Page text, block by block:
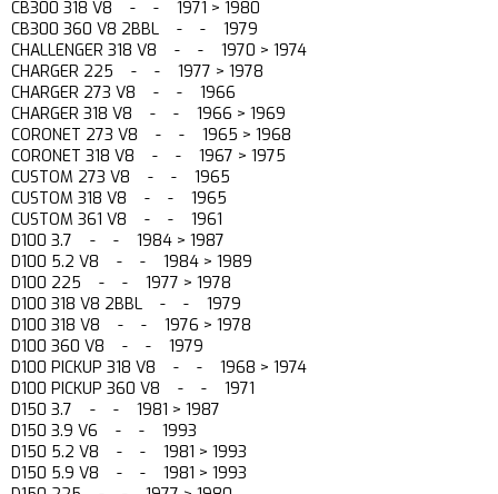
CB300 318 V8 - - 1971 > 1980
CB300 360 V8 2BBL - - 1979
CHALLENGER 318 V8 - - 1970 > 1974
CHARGER 225 - - 1977 > 1978
CHARGER 273 V8 - - 1966
CHARGER 318 V8 - - 1966 > 1969
CORONET 273 V8 - - 1965 > 1968
CORONET 318 V8 - - 1967 > 1975
CUSTOM 273 V8 - - 1965
CUSTOM 318 V8 - - 1965
CUSTOM 361 V8 - - 1961
D100 3.7 - - 1984 > 1987
D100 5.2 V8 - - 1984 > 1989
D100 225 - - 1977 > 1978
D100 318 V8 2BBL - - 1979
D100 318 V8 - - 1976 > 1978
D100 360 V8 - - 1979
D100 PICKUP 318 V8 - - 1968 > 1974
D100 PICKUP 360 V8 - - 1971
D150 3.7 - - 1981 > 1987
D150 3.9 V6 - - 1993
D150 5.2 V8 - - 1981 > 1993
D150 5.9 V8 - - 1981 > 1993